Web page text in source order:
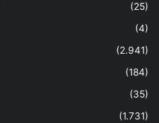
(25)
(4)
(2.941)
(184)
(35)
(1.731)